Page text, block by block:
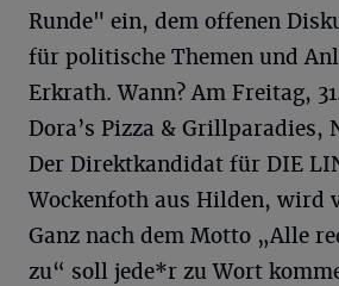
Runde" ein, dem offenen
für politische Themen und
Erkrath. Wann? Am Freitag,
Dora’s Pizza & Grillparadies,
Der Direktkandidat für DIE
Wockenfoth aus Hilden, wird
Ganz nach dem Motto „Alle
zu“ soll jede*r zu Wort